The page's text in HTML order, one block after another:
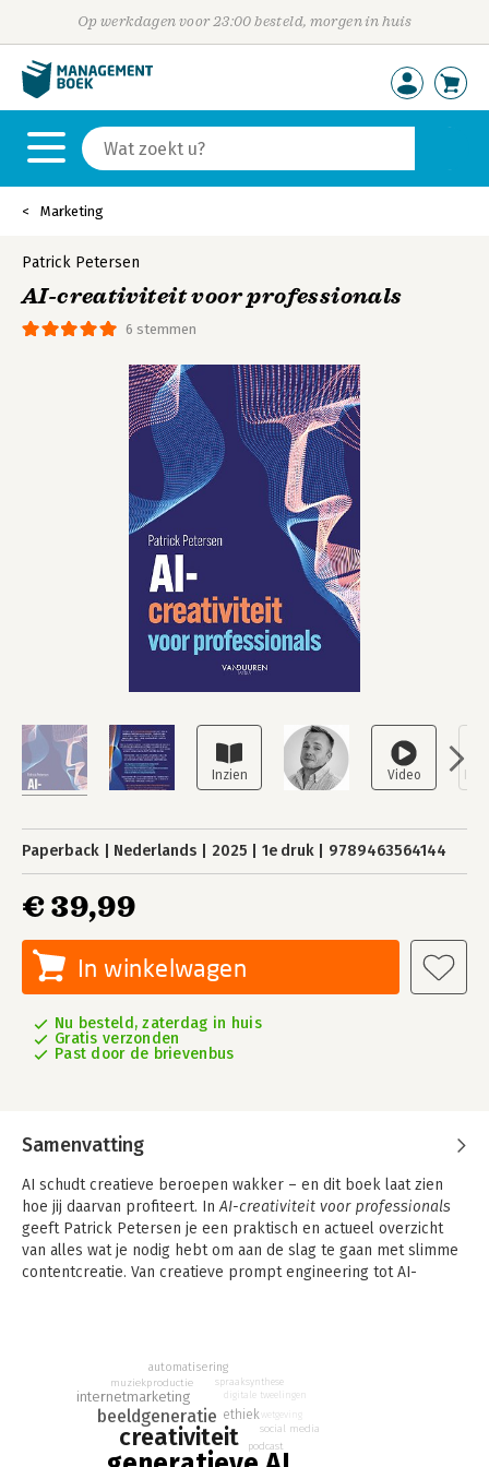
Op werkdagen voor 23:00 besteld, morgen in huis
Marketing
6 stemmen
Patrick Petersen
AI-creativiteit voor professionals
Paperback Nederlands 2025 1e druk 9789463564144
€ 39,99
In winkelwagen
Nu besteld, zaterdag in huis
Gratis verzonden
Past door de brievenbus
Samenvatting
AI schudt creatieve beroepen wakker – en dit boek laat zien
hoe jij daarvan profiteert. InAI-creativiteit voor professionals
geeft Patrick Petersen je een praktisch en actueel overzicht
van alles wat je nodig hebt om aan de slag te gaan met slimme
contentcreatie. Van creatieve prompt engineering tot AI-
Met concrete voorbeelden, tools en slimme toepassingen
ontdek je hoe je AI inzet voor videocommercials, het vertalen
van audio naar podcast, het omzetten van afbeeldingen naar
video en het bouwen van complete contentcampagnes.
Daarnaast leer je hoe je AI benut voor strategische onderdelen
creativiteit
beeldgeneratie
internetmarketing
ethiek
muziekproductie
podcast
automatisering
spraaksynthese
digitale tweelingen
social media
wetgeving